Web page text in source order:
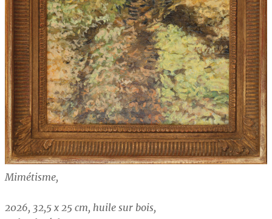
Mimétisme,
2026, 32,5 x 25 cm, huile sur bois,